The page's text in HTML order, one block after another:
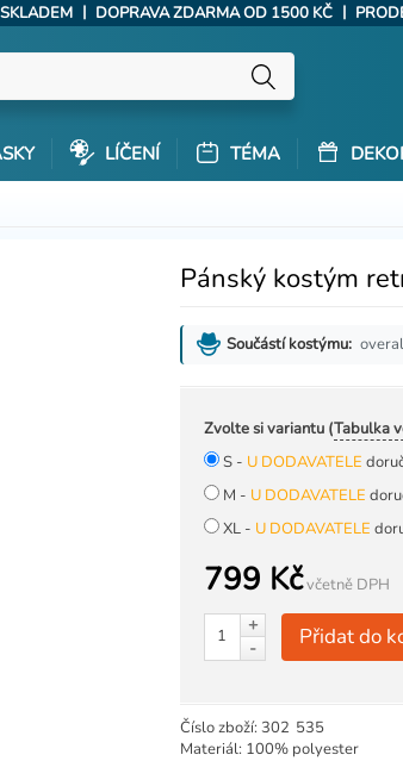
| DOPRAVA ZDARMA OD 1500 KČ |
LÍČENÍ TÉMA
Pánský kostým
Součástí kostýmu:
Zvolte si variantu (Tabulka
S - U DODAVATELE
M - U DODAVATELE
XL - U DODAVATELE
799 Kčvčetně DPH
+
-
Přidat do
Číslo zboží:302 535
Materiál: 100% polyester